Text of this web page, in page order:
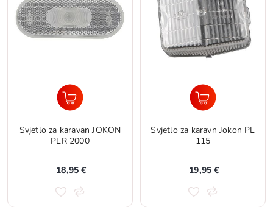
Svjetlo za karavan JOKON
PLR 2000
18,95 €
Svjetlo za karavn Jokon PL
115
19,95 €